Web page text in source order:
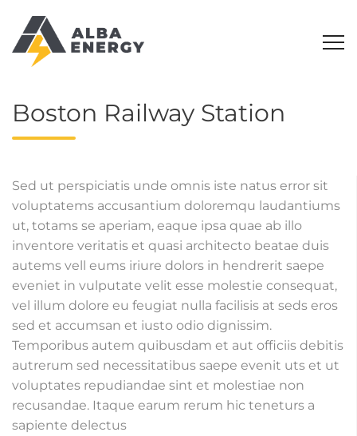
Boston Railway Station
Sed ut perspiciatis unde omnis iste natus error sit
voluptatems accusantium doloremqu laudantiums
ut, totams se aperiam, eaque ipsa quae ab illo
inventore veritatis et quasi architecto beatae duis
autems vell eums iriure dolors in hendrerit saepe
eveniet in vulputate velit esse molestie consequat,
vel illum dolore eu feugiat nulla facilisis at seds eros
sed et accumsan et iusto odio dignissim.
Temporibus autem quibusdam et aut officiis debitis
autrerum sed necessitatibus saepe evenit uts et ut
voluptates repudiandae sint et molestiae non
recusandae. Itaque earum rerum hic teneturs a
sapiente delectus